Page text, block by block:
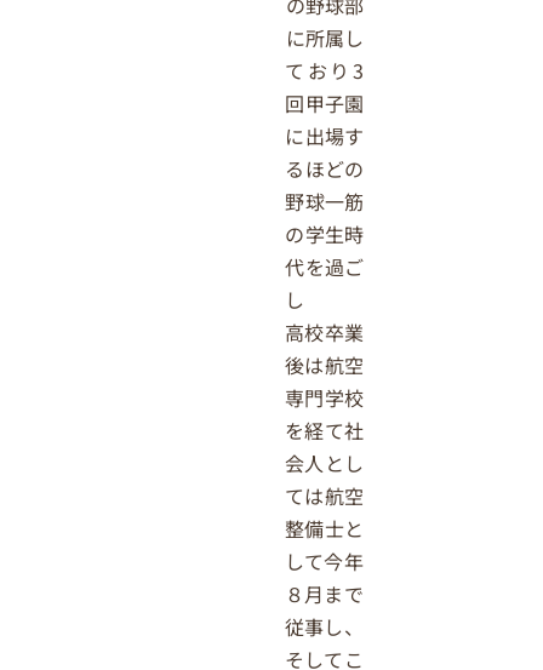
に所属し
ており3
回甲子園
に出場す
るほどの
野球一筋
の学生時
代を過ご
し
高校卒業
後は航空
専門学校
を経て社
会人とし
ては航空
整備士と
して今年
８月まで
従事し、
そしてこ